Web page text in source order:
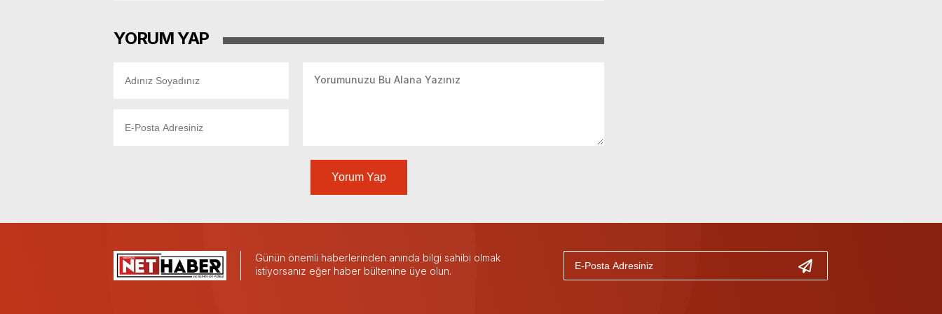
YORUM YAP
Yorum Yap
Günün önemli haberlerinden anında bilgi sahibi olmak
istiyorsanız eğer haber bültenine üye olun.